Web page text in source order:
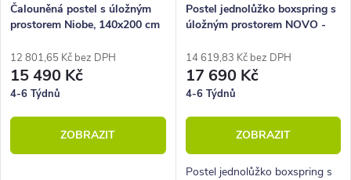
Čalouněná postel s úložným
prostorem Niobe, 140x200 cm
12 801,65 Kč bez DPH
15 490 Kč
4-6 Týdnů
ZOBRAZIT
Postel jednolůžko boxspring s
úložným prostorem NOVO -
14 619,83 Kč bez DPH
17 690 Kč
4-6 Týdnů
ZOBRAZIT
Postel jednolůžko boxspring s